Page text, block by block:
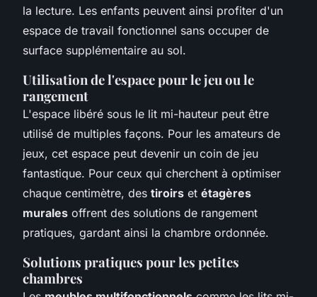
la lecture. Les enfants peuvent ainsi profiter d'un
espace de travail fonctionnel sans occuper de
surface supplémentaire au sol.
Utilisation de l'espace pour le jeu ou le
rangement
L'espace libéré sous le lit mi-hauteur peut être
utilisé de multiples façons. Pour les amateurs de
jeux, cet espace peut devenir un coin de jeu
fantastique. Pour ceux qui cherchent à optimiser
chaque centimètre, des tiroirs et étagères
murales offrent des solutions de rangement
pratiques, gardant ainsi la chambre ordonnée.
Solutions pratiques pour les petites
chambres